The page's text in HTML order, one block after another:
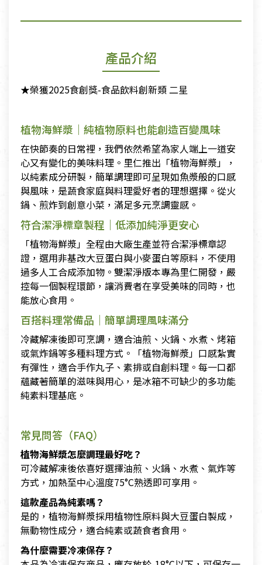
產品介紹
★榮獲2025食創獎-食品飲料創新類 二星
植物海鮮漿｜純植物原料也能創造百變風味
在快節奏的日常裡，我們依然希望為家人端上一道安
心又有變化的美味料理。里仁推出「植物海鮮漿」，
以純素成分研製，簡單調理即可呈現如魚漿般的口感
與風味，是蔬食家庭與料理愛好者的理想選擇。從火
鍋、煎炸到創意小菜，滿足多元烹調靈感。
符合潔淨標章製程｜低添加純淨更安心
「植物海鮮漿」全程由大廠生產並符合潔淨標章認
證，選用非基改大豆蛋白與小麥蛋白等原料，不使用
過多人工合成添加物。雙潔淨版本專為里仁開發，嚴
控每一個製程環節，讓消費者在享受美味的同時，也
能放心食用。
百搭料理常備品｜簡單調理風味滿分
冷藏解凍後即可烹調，適合油煎、火鍋、水煮、烤箱
或氣炸鍋等多種料理方式。「植物海鮮漿」口感紮實
有彈性，適合手作丸子、素排或自創料理。每一口都
蘊藏著簡單的滋味與用心，是冰箱不可缺少的多功能
純素料理基底。
常見問答（FAQ）
植物海鮮漿怎麼調理最好吃？
可冷藏解凍後依喜好選擇油煎、火鍋、水煮、氣炸等
方式，加熱至中心溫度75°C熟透即可享用。
這款產品為純素嗎？
是的，植物海鮮漿採用植物性原料與大豆蛋白製成，
無動物性成分，適合純素或蔬食者食用。
為什麼需要冷凍保存？